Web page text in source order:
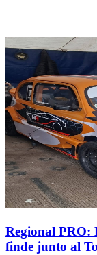
Regional PRO:
finde junto al